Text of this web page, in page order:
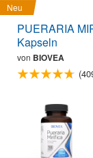
Neu
PUERARIA
Kapseln
von BIOVEA